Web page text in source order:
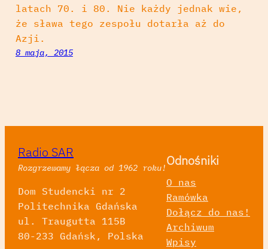
latach 70. i 80. Nie każdy jednak wie,
że sława tego zespołu dotarła aż do
Azji.
8 maja, 2015
Radio SAR
Rozgrzewamy łącza od 1962 roku!
Dom Studencki nr 2
Politechnika Gdańska
ul. Traugutta 115B
80-233 Gdańsk, Polska
Odnośniki
O nas
Ramówka
Dołącz do nas!
Archiwum
Wpisy